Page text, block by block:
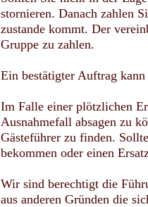
stornieren. Danach zahlen
zustande kommt. Der
Gruppe zu zahlen.
Ein bestätigter Auftrag
Im Falle einer plötzlichen
Ausnahmefall absagen zu
Gästeführer zu finden.
bekommen oder einen
Wir sind berechtigt die
aus anderen Gründen die